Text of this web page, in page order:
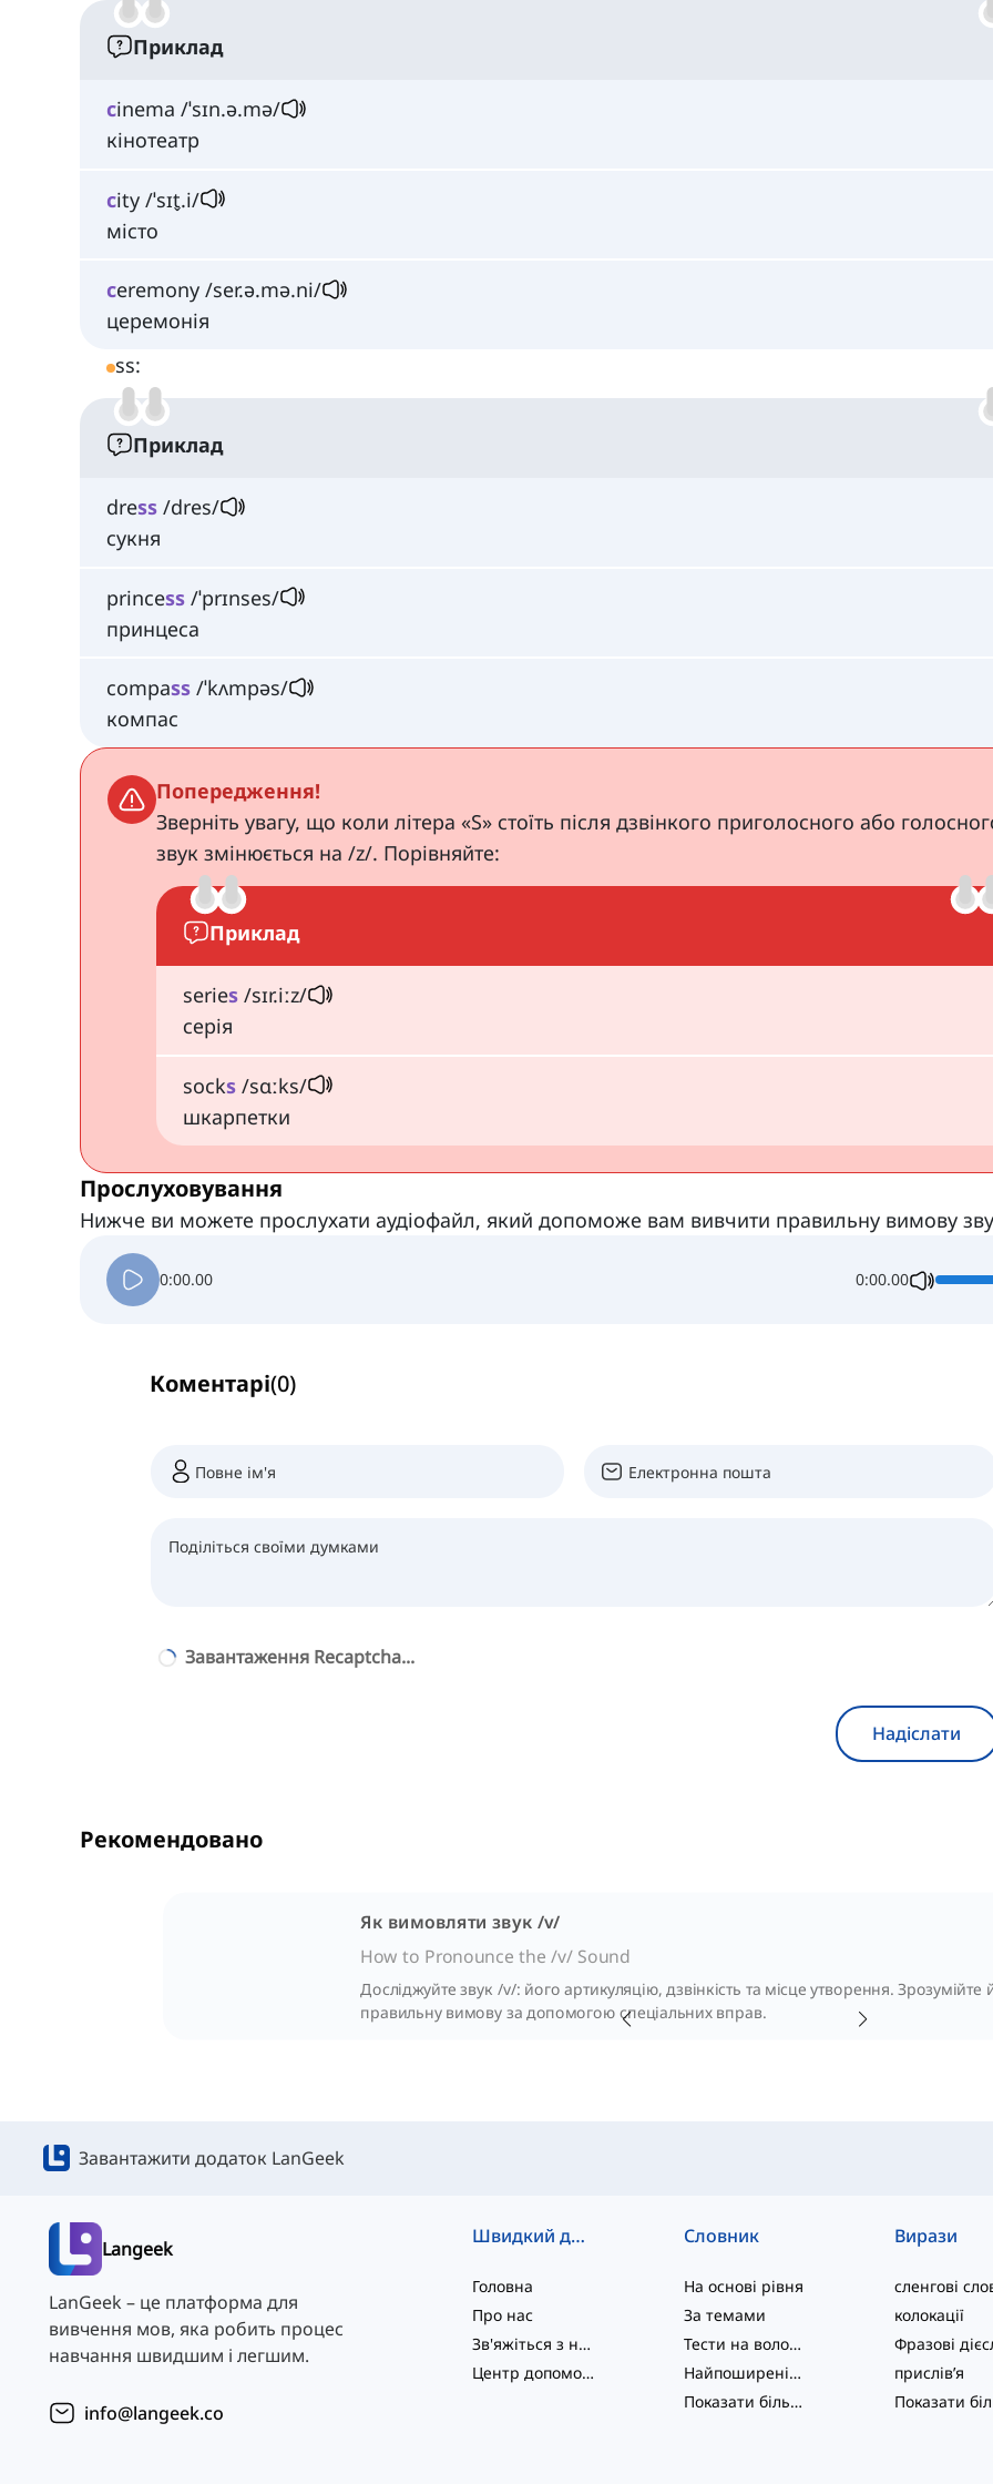
Приклад
cinema /ˈsɪn.ə.mə/
кінотеатр
city /ˈsɪt̬.i/
місто
ceremony /ser.ə.mə.ni/
церемонія
ss:
Приклад
dress /dres/
сукня
princess /ˈprɪnses/
принцеса
compass /ˈkʌmpəs/
компас
Попередження!
Зверніть увагу, що коли літера «S» стоїть після дзвінкого приголосного або
звук змінюється на /z/. Порівняйте:
Приклад
series /sɪr.iːz/
серія
socks /sɑːks/
шкарпетки
Прослуховування
Нижче ви можете прослухати аудіофайл, який допоможе вам вивчити правильну вимову
0:00.00 0:00.00
Коментарі(0)
Завантаження Recaptcha...
Надіслати
Рекомендовано
Як вимовляти звук /v/
How to Pronounce the /v/ Sound
Досліджуйте звук /v/: його артикуляцію, дзвінкість та місце утворення.
правильну вимову за допомогою спеціальних вправ.
Завантажити додаток LanGeek
Langeek
LanGeek – це платформа для
вивчення мов, яка робить процес
навчання швидшим і легшим.
info@langeek.co
Швидкий доступ
Головна
Про нас
Зв'яжіться з нами
Центр допомоги
Словник
На основі рівня
За темами
Тести на володіння мовою
Найпоширеніші
Показати більше
Вирази
сленгові
колокації
прислів’я